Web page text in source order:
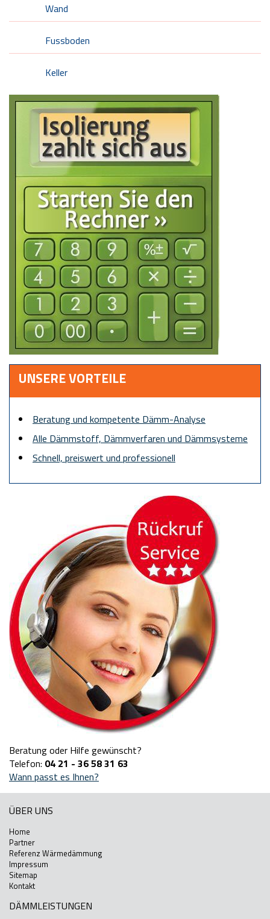
Wand
Fussboden
Keller
UNSERE VORTEILE
Beratung und kompetente Dämm-Analyse
Alle Dämmstoff, Dämmverfaren und Dämmsysteme
Schnell, preiswert und professionell
Beratung oder Hilfe gewünscht?
Telefon: 04 21 - 36 58 31 63
Wann passt es Ihnen?
ÜBER UNS
Home
Partner
Referenz Wärmedämmung
Impressum
Sitemap
Kontakt
DÄMMLEISTUNGEN